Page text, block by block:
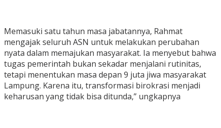
Memasuki satu tahun masa jabatannya, Rahmat
mengajak seluruh ASN untuk melakukan perubahan
nyata dalam memajukan masyarakat. Ia menyebut bahwa
tugas pemerintah bukan sekadar menjalani rutinitas,
tetapi menentukan masa depan 9 juta jiwa masyarakat
Lampung. Karena itu, transformasi birokrasi menjadi
keharusan yang tidak bisa ditunda,” ungkapnya